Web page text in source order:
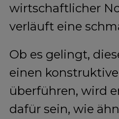
wirtschaftlicher
verläuft eine
Ob es gelingt,
einen
überführen, wird
dafür sein, wie